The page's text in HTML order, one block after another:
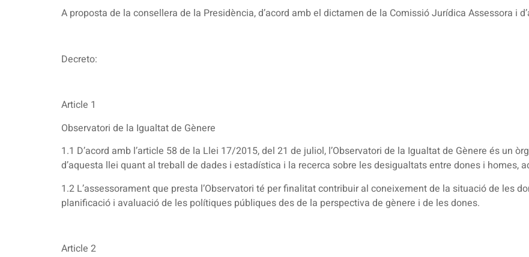
A proposta de la consellera de la Presidència, d’acord amb el dictamen de la Comissió Jurídica Assessora i
Decreto:
Article 1
Observatori de la Igualtat de Gènere
1.1 D’acord amb l’article 58 de la Llei 17/2015, del 21 de juliol, l’Observatori de la Igualtat de Gènere és un
d’aquesta llei quant al treball de dades i estadística i la recerca sobre les desigualtats entre dones i homes,
1.2 L’assessorament que presta l’Observatori té per finalitat contribuir al coneixement de la situació de les
planificació i avaluació de les polítiques públiques des de la perspectiva de gènere i de les dones.
Article 2